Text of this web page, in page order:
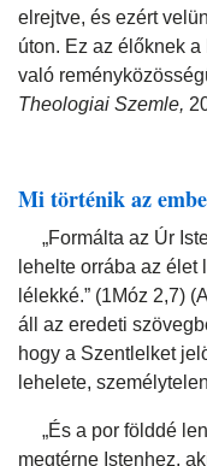
elrejtve, és ezért
úton. Ez az élőknek
való
Theologiai Szemle,
Mi történik az
„Formálta az Úr
lehelte orrába az élet
lélekké.” (1Móz 2,7)
áll az eredeti
hogy a Szentlelket
lehelete,
„És a por földdé
megtérne Istenhez,